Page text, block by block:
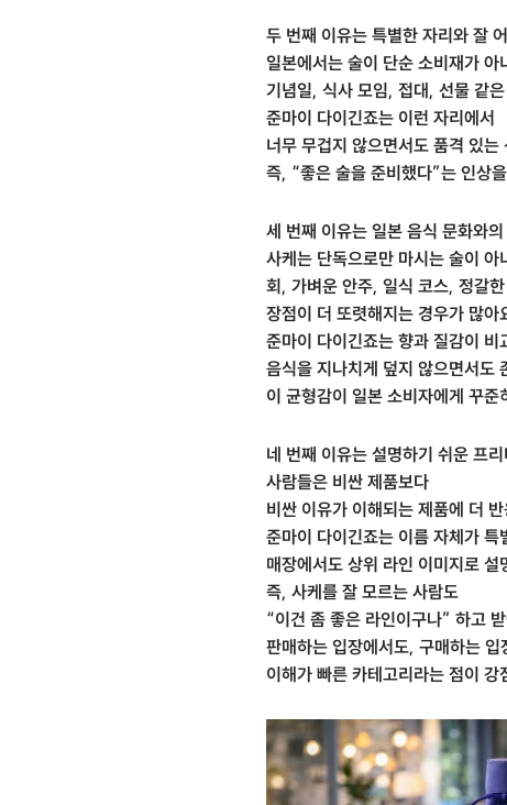
두 번째 이유는 특별한 자리와 잘
일본에서는 술이 단순 소비재가 아
기념일, 식사 모임, 접대, 선물 같
준마이 다이긴죠는 이런 자리에서
너무 무겁지 않으면서도 품격 있는
즉, “좋은 술을 준비했다”는 인상
세 번째 이유는 일본 음식 문화와
사케는 단독으로만 마시는 술이 아
회, 가벼운 안주, 일식 코스, 정갈
장점이 더 또렷해지는 경우가 많아
준마이 다이긴죠는 향과 질감이 비
음식을 지나치게 덮지 않으면서도
이 균형감이 일본 소비자에게 꾸
네 번째 이유는 설명하기 쉬운 프
사람들은 비싼 제품보다
비싼 이유가 이해되는 제품에 더
준마이 다이긴죠는 이름 자체가 특
매장에서도 상위 라인 이미지로 설
즉, 사케를 잘 모르는 사람도
“이건 좀 좋은 라인이구나” 하고
판매하는 입장에서도, 구매하는 입
이해가 빠른 카테고리라는 점이 강